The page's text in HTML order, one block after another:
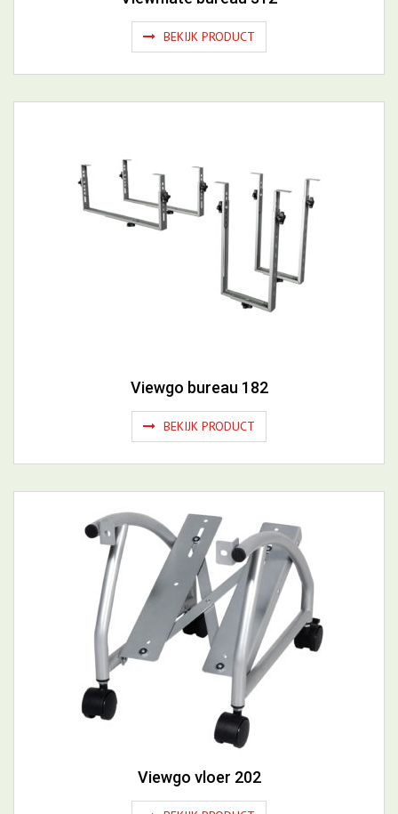
BEKIJK PRODUCT
Viewgo bureau 182
BEKIJK PRODUCT
Viewgo vloer 202